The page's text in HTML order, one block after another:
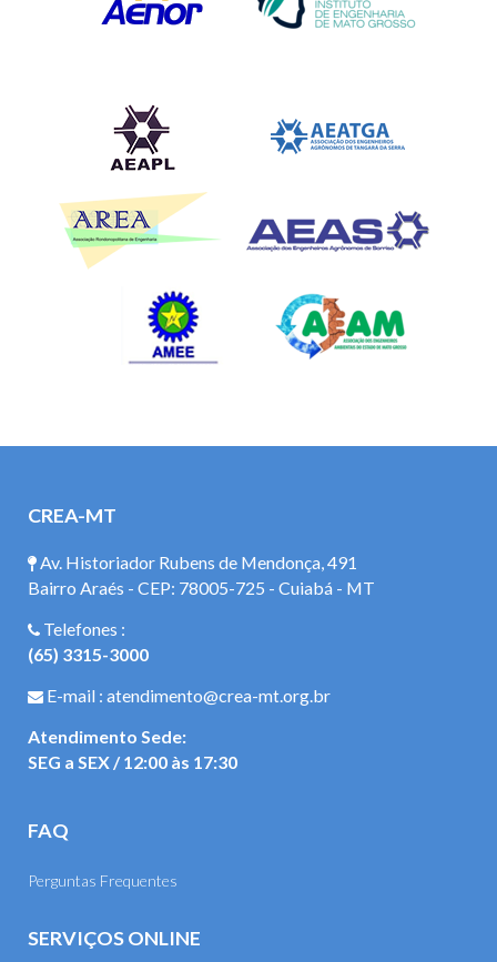
CREA-MT
Av. Historiador Rubens de Mendonça, 491
Bairro Araés - CEP: 78005-725 - Cuiabá - MT
Telefones :
(65) 3315-3000
E-mail : atendimento@crea-mt.org.br
Atendimento Sede:
SEG a SEX / 12:00 às 17:30
FAQ
Perguntas Frequentes
SERVIÇOS ONLINE